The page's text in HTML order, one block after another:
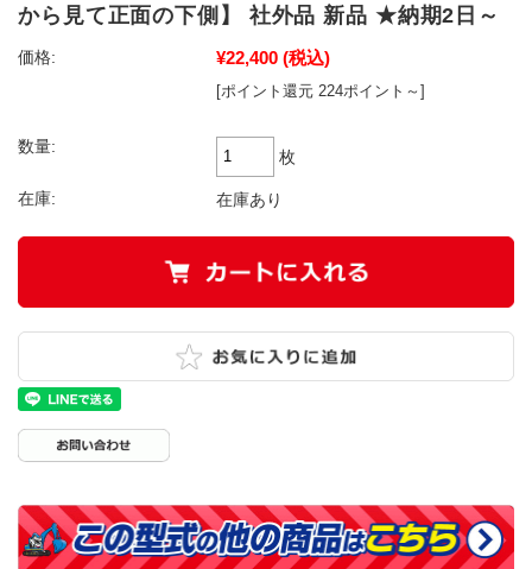
から見て正面の下側】 社外品 新品 ★納期2日～
価格: ¥22,400 (税込)
[ポイント還元 224ポイント～]
数量:
枚
在庫: 在庫あり